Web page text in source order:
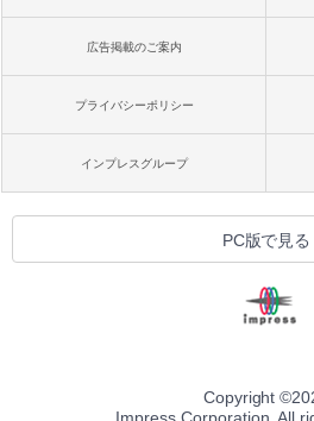
広告掲載のご案内
プライバシーポリシー
インプレスグループ
PC版で見る
Copyright ©
Impress Corporation. All